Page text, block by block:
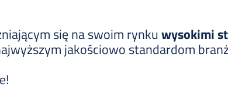
się na swoim rynku wysokimi
jakościowo standardom